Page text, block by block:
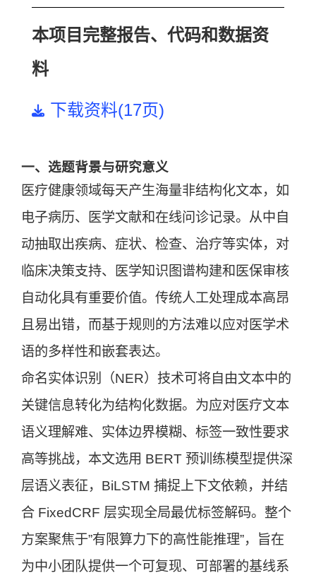
本项目完整报告、代码和数据资
料
下载资料(17页)
一、选题背景与研究意义
医疗健康领域每天产生海量非结构化文本，如
电子病历、医学文献和在线问诊记录。从中自
动抽取出疾病、症状、检查、治疗等实体，对
临床决策支持、医学知识图谱构建和医保审核
自动化具有重要价值。传统人工处理成本高昂
且易出错，而基于规则的方法难以应对医学术
语的多样性和嵌套表达。
命名实体识别（NER）技术可将自由文本中的
关键信息转化为结构化数据。为应对医疗文本
语义理解难、实体边界模糊、标签一致性要求
高等挑战，本文选用 BERT 预训练模型提供深
层语义表征，BiLSTM 捕捉上下文依赖，并结
合 FixedCRF 层实现全局最优标签解码。整个
方案聚焦于”有限算力下的高性能推理”，旨在
为中小团队提供一个可复现、可部署的基线系